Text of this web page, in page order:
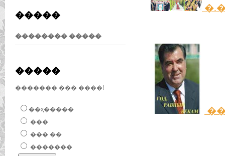
�����
�������� �����
�����
������� ��� ����!
��ҳ�����
���
��� ��
�������